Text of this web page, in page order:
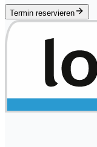
Termin reservieren